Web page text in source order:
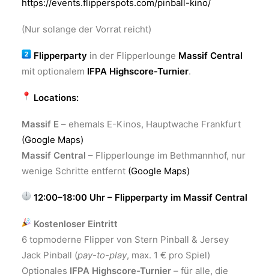
https://events.flipperspots.com/pinball-kino/
(Nur solange der Vorrat reicht)
Flipperparty in der Flipperlounge Massif Central
mit optionalem IFPA Highscore-Turnier.
Locations:
Massif E – ehemals E-Kinos, Hauptwache Frankfurt
(Google Maps)
Massif Central – Flipperlounge im Bethmannhof, nur
wenige Schritte entfernt (Google Maps)
12:00–18:00 Uhr – Flipperparty im Massif Central
Kostenloser Eintritt
6 topmoderne Flipper von Stern Pinball & Jersey
Jack Pinball (pay-to-play, max. 1 € pro Spiel)
Optionales IFPA Highscore-Turnier – für alle, die